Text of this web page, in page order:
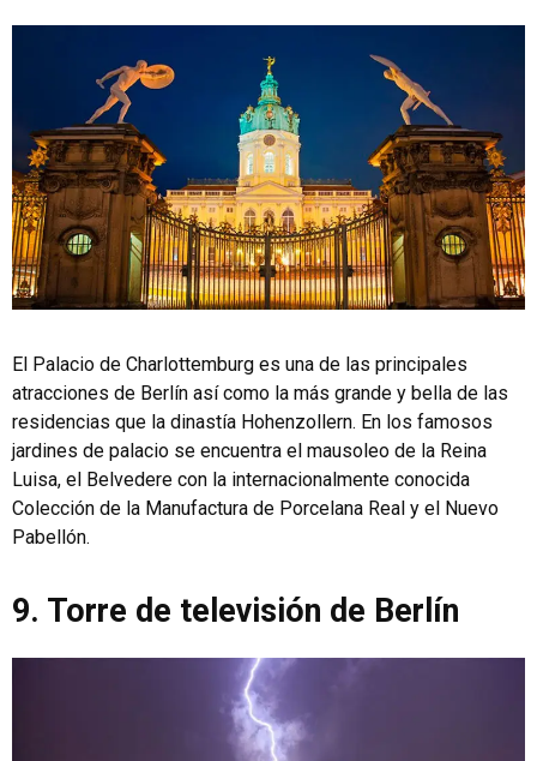
El Palacio de Charlottemburg es una de las principales
atracciones de Berlín así como la más grande y bella de las
residencias que la dinastía Hohenzollern. En los famosos
jardines de palacio se encuentra el mausoleo de la Reina
Luisa, el Belvedere con la internacionalmente conocida
Colección de la Manufactura de Porcelana Real y el Nuevo
Pabellón.
9. Torre de televisión de Berlín